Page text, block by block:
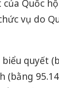
Quốc
vụ do
quyết